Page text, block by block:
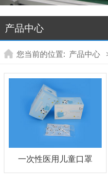
产品中心
您当前的位置: 产品中心
一次性医用儿童口罩